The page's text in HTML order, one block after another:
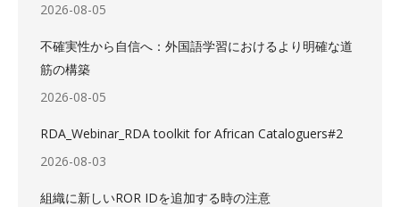
2026-08-05
不確実性から自信へ：外国語学習におけるより明確な道
筋の構築
2026-08-05
RDA_Webinar_RDA toolkit for African Cataloguers#2
2026-08-03
組織に新しいROR IDを追加する時の注意